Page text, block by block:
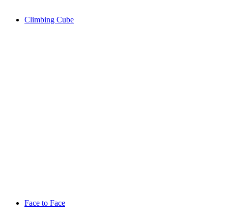
Climbing Cube
Face to Face